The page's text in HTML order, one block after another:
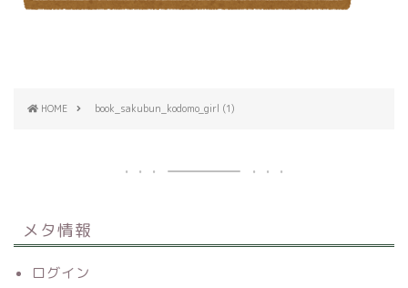
HOME book_sakubun_kodomo_girl (1)
メタ情報
ログイン